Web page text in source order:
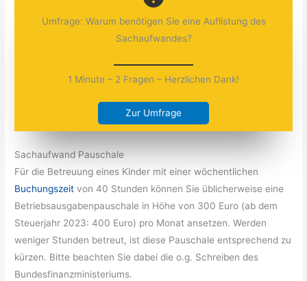
Umfrage: Warum benötigen Sie eine Auflistung des
Sachaufwandes?
1 Minute – 2 Fragen – Herzlichen Dank!
Zur Umfrage
Sachaufwand Pauschale
Für die Betreuung eines Kinder mit einer wöchentlichen
Buchungszeit von 40 Stunden können Sie üblicherweise eine
Betriebsausgabenpauschale in Höhe von 300 Euro (ab dem
Steuerjahr 2023: 400 Euro) pro Monat ansetzen. Werden
weniger Stunden betreut, ist diese Pauschale entsprechend zu
kürzen. Bitte beachten Sie dabei die o.g. Schreiben des
Bundesfinanzministeriums.